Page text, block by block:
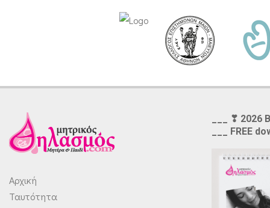
Αρχική
Ταυτότητα
___ ❣
___ FREE